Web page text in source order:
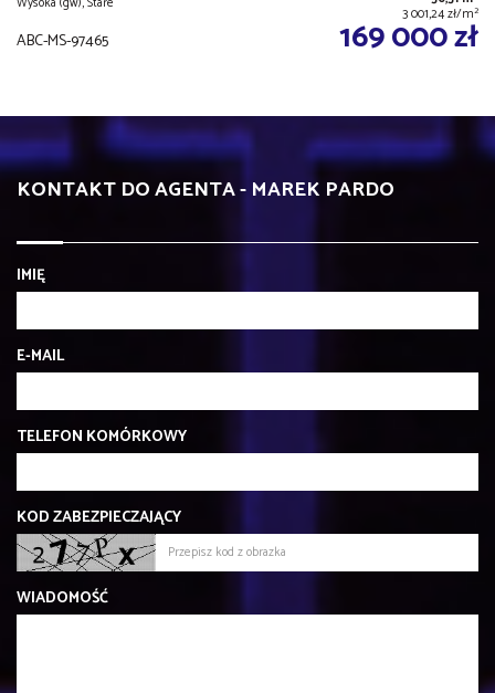
3 001,24 zł/m2
ABC-MS-97465 169 000 zł
KONTAKT DO AGENTA - MAREK PARDO
IMIĘ
E-MAIL
TELEFON KOMÓRKOWY
KOD ZABEZPIECZAJĄCY
WIADOMOŚĆ